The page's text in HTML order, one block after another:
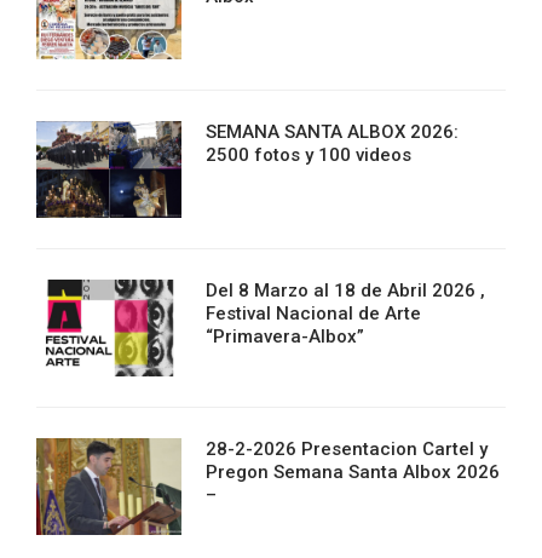
SEMANA SANTA ALBOX 2026:
2500 fotos y 100 videos
Del 8 Marzo al 18 de Abril 2026 ,
Festival Nacional de Arte
“Primavera-Albox”
28-2-2026 Presentacion Cartel y
Pregon Semana Santa Albox 2026
–